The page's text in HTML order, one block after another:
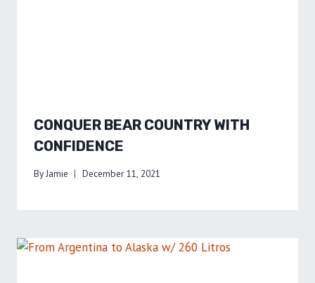
CONQUER BEAR COUNTRY WITH
CONFIDENCE
By Jamie December 11, 2021